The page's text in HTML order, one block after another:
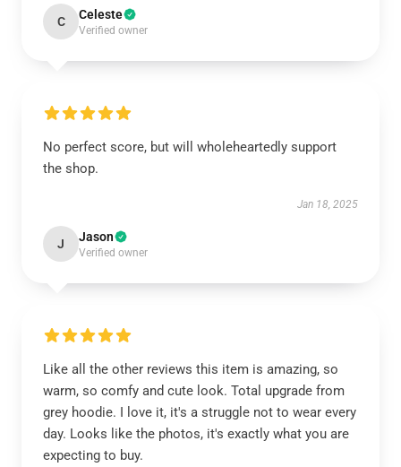
C Celeste
Verified owner
No perfect score, but will wholeheartedly support
the shop.
Jan 18, 2025
J Jason
Verified owner
Like all the other reviews this item is amazing, so
warm, so comfy and cute look. Total upgrade from
grey hoodie. I love it, it's a struggle not to wear every
day. Looks like the photos, it's exactly what you are
expecting to buy.